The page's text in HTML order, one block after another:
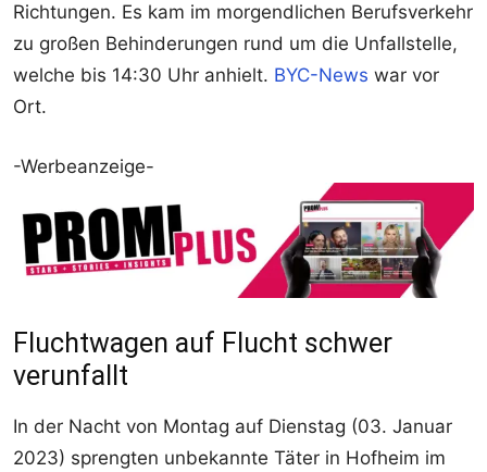
Richtungen. Es kam im morgendlichen Berufsverkehr
zu großen Behinderungen rund um die Unfallstelle,
welche bis 14:30 Uhr anhielt. BYC-News war vor
Ort.
-Werbeanzeige-
Fluchtwagen auf Flucht schwer
verunfallt
In der Nacht von Montag auf Dienstag (03. Januar
2023) sprengten unbekannte Täter in Hofheim im